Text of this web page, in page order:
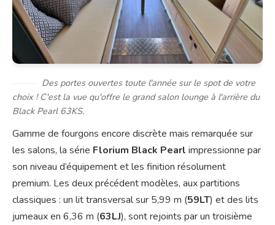
Des portes ouvertes toute l'année sur le spot de votre
choix ! C'est la vue qu'offre le grand salon lounge à l'arrière du
Black Pearl 63KS.
Gamme de fourgons encore discrète mais remarquée sur
les salons, la série Florium Black Pearl impressionne par
son niveau d’équipement et les finition résolument
premium. Les deux précédent modèles, aux partitions
classiques : un lit transversal sur 5,99 m (59LT) et des lits
jumeaux en 6,36 m (63LJ), sont rejoints par un troisième